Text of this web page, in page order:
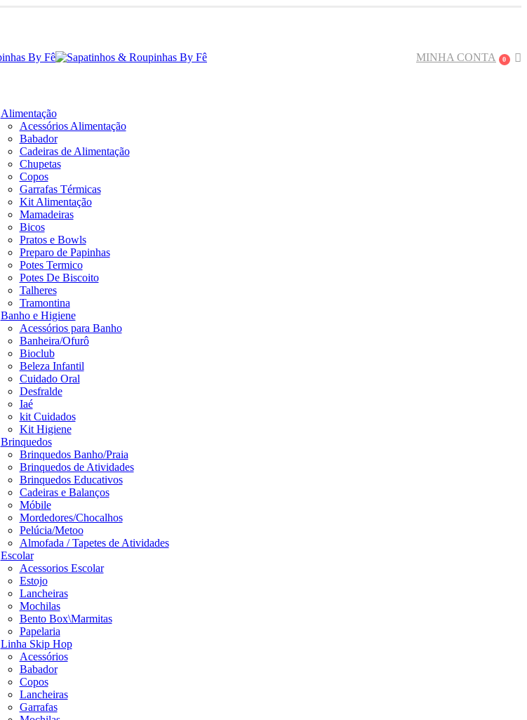
MINHA CONTA
0
Alimentação
Acessórios Alimentação
Babador
Cadeiras de Alimentação
Chupetas
Copos
Garrafas Térmicas
Kit Alimentação
Mamadeiras
Bicos
Pratos e Bowls
Preparo de Papinhas
Potes Termico
Potes De Biscoito
Talheres
Tramontina
Banho e Higiene
Acessórios para Banho
Banheira/Ofurô
Bioclub
Beleza Infantil
Cuidado Oral
Desfralde
Iaé
kit Cuidados
Kit Higiene
Brinquedos
Brinquedos Banho/Praia
Brinquedos de Atividades
Brinquedos Educativos
Cadeiras e Balanços
Móbile
Mordedores/Chocalhos
Pelúcia/Metoo
Almofada / Tapetes de Atividades
Escolar
Acessorios Escolar
Estojo
Lancheiras
Mochilas
Bento Box\Marmitas
Papelaria
Linha Skip Hop
Acessórios
Babador
Copos
Lancheiras
Garrafas